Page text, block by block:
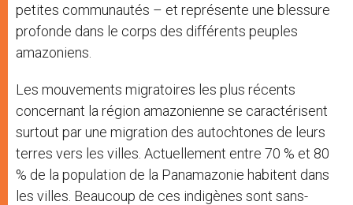
petites communautés – et représente une blessure
profonde dans le corps des différents peuples
amazoniens.
Les mouvements migratoires les plus récents
concernant la région amazonienne se caractérisent
surtout par une migration des autochtones de leurs
terres vers les villes. Actuellement entre 70 % et 80
% de la population de la Panamazonie habitent dans
les villes. Beaucoup de ces indigènes sont sans-